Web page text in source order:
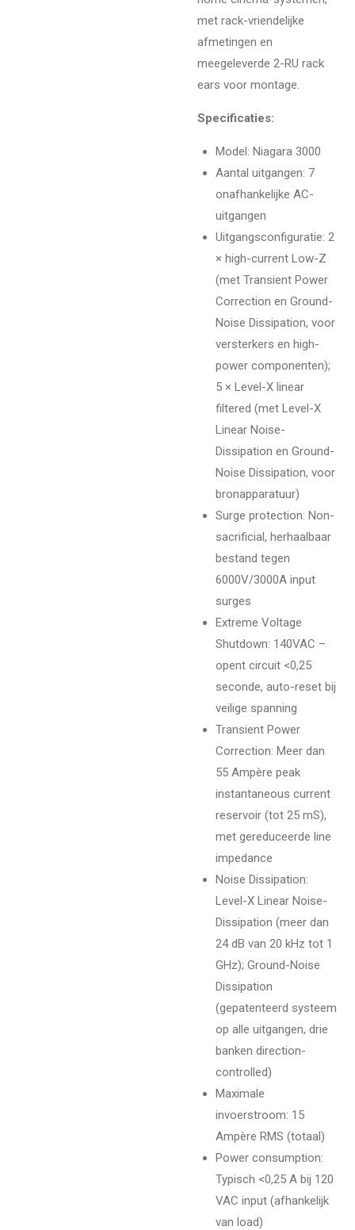
met rack-vriendelijke
afmetingen en
meegeleverde 2-RU rack
ears voor montage.
Specificaties:
Model: Niagara 3000
Aantal uitgangen: 7
onafhankelijke AC-
uitgangen
Uitgangsconfiguratie: 2
× high-current Low-Z
(met Transient Power
Correction en Ground-
Noise Dissipation, voor
versterkers en high-
power componenten);
5 × Level-X linear
filtered (met Level-X
Linear Noise-
Dissipation en Ground-
Noise Dissipation, voor
bronapparatuur)
Surge protection: Non-
sacrificial, herhaalbaar
bestand tegen
6000V/3000A input
surges
Extreme Voltage
Shutdown: 140VAC –
opent circuit <0,25
seconde, auto-reset bij
veilige spanning
Transient Power
Correction: Meer dan
55 Ampère peak
instantaneous current
reservoir (tot 25 mS),
met gereduceerde line
impedance
Noise Dissipation:
Level-X Linear Noise-
Dissipation (meer dan
24 dB van 20 kHz tot 1
GHz); Ground-Noise
Dissipation
(gepatenteerd systeem
op alle uitgangen, drie
banken direction-
controlled)
Maximale
invoerstroom: 15
Ampère RMS (totaal)
Power consumption:
Typisch <0,25 A bij 120
VAC input (afhankelijk
van load)